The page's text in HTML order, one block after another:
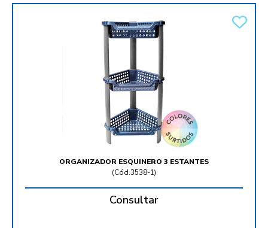
ORGANIZADOR ESQUINERO 3 ESTANTES
(Cód.3538-1)
Consultar